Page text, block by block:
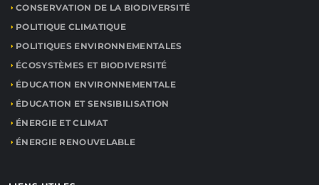
CONSERVATION DE LA BIODIVERSITÉ
POLITIQUE CLIMATIQUE
POLITIQUES ENVIRONNEMENTALES
ÉCOSYSTÈMES ET BIODIVERSITÉ
ÉDUCATION ENVIRONNEMENTALE
ÉDUCATION ET SENSIBILISATION
ÉNERGIE ET CLIMAT
ÉNERGIE RENOUVELABLE